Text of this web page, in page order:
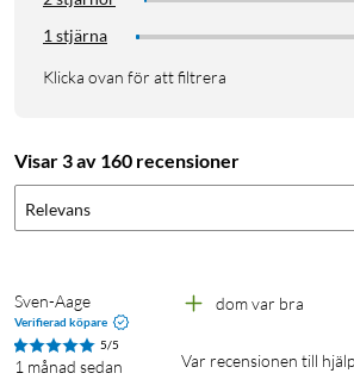
1 stjärna
Klicka ovan för att filtrera
Visar 3 av 160 recensioner
Relevans
Sven-Aage
Verifierad köpare
5/5
1 månad sedan
dom var bra
Var recensionen till